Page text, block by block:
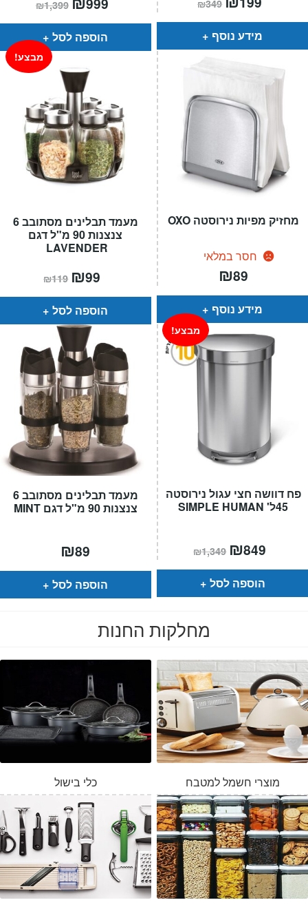
₪1,399 המקורי
היה: הוא:
הוספה לסל
₪349 המקורי
היה:
₪349.
הוא:
מידע נוסף
מעמד תבלינים מסתובב 6
צנצנות 90 מ"ל דגם
LAVENDER
מבצע!
₪119 המחיר
המקורי
היה:
₪119.
₪99
הוא:
הוספה לסל
מחזיק מפיות נירוסטה OXO
חסר במלאי
₪89
מידע נוסף
מעמד תבלינים מסתובב 6
צנצנות 90 מ"ל דגם MINT
₪89
הוספה לסל
פח דוושה חצי עגול נירוסטה
45ל' SIMPLE HUMAN
מבצע!
₪1,349 המחיר
המקורי
היה:
₪849
הוא:
הוספה לסל
מחלקות החנות
כלי בישול מוצרי חשמל למטבח